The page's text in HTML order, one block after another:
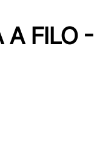
FILO